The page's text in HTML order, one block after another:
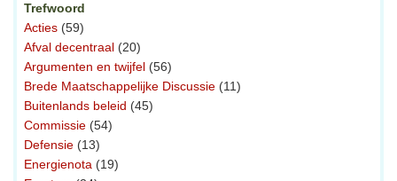
Trefwoord
Acties (59)
Afval decentraal (20)
Argumenten en twijfel (56)
Brede Maatschappelijke Discussie (11)
Buitenlands beleid (45)
Commissie (54)
Defensie (13)
Energienota (19)